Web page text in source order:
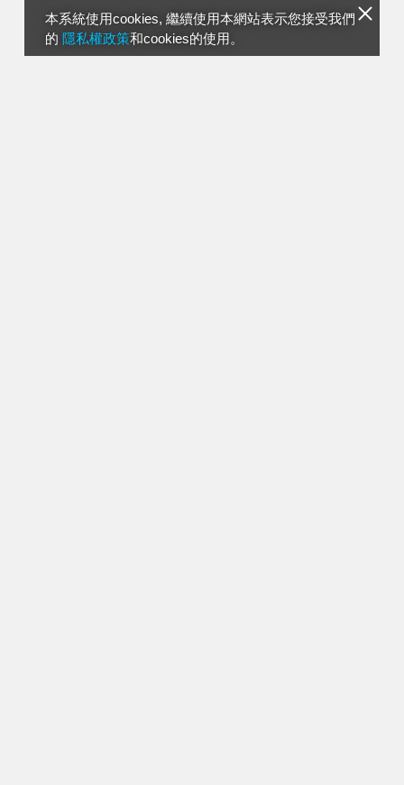
本系統使用cookies, 繼續使用本網站表示您接受我們
的 隱私權政策和cookies的使用。